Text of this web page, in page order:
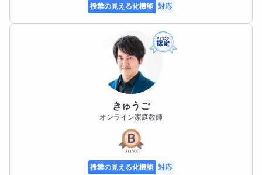
授業の見える化機能 対応
きゅうご
オンライン家庭教師
授業の見える化機能 対応